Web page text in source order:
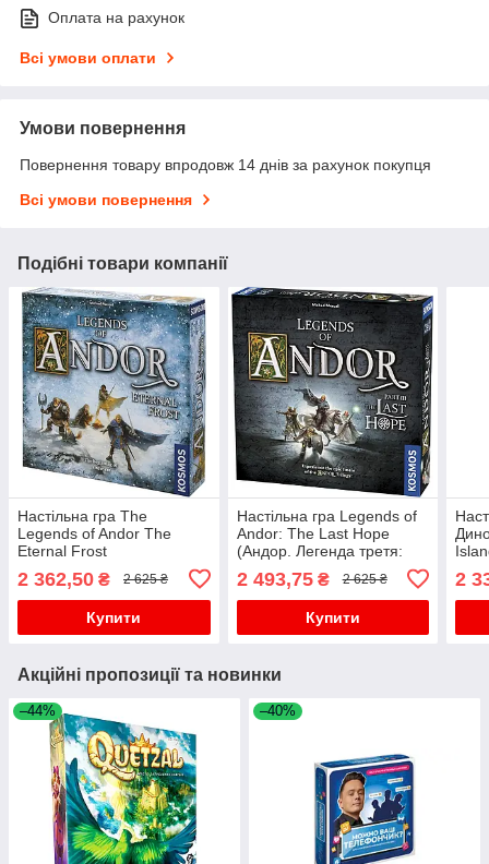
Оплата на рахунок
Всі умови оплати
Умови повернення
Повернення товару впродовж 14 днів за рахунок покупця
Всі умови повернення
Подібні товари компанії
Настільна гра The
Legends of Andor The
Eternal Frost
2 362,50 ₴ 2 625 ₴
Купити
Настільна гра Legends of
Andor: The Last Hope
(Андор. Легенда третя:
2 493,75₴ 2 625 ₴
Купити
2
Акційні пропозиції та новинки
–44% –40%